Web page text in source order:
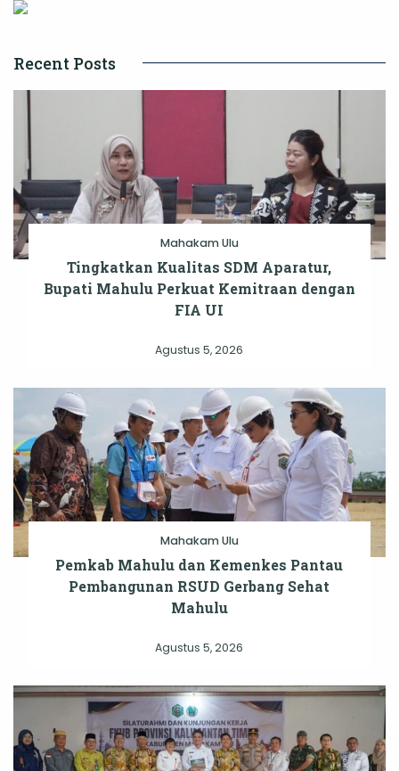
Recent Posts
Mahakam Ulu
Tingkatkan Kualitas SDM Aparatur,
Bupati Mahulu Perkuat Kemitraan dengan
FIA UI
Agustus 5, 2026
Mahakam Ulu
Pemkab Mahulu dan Kemenkes Pantau
Pembangunan RSUD Gerbang Sehat
Mahulu
Agustus 5, 2026